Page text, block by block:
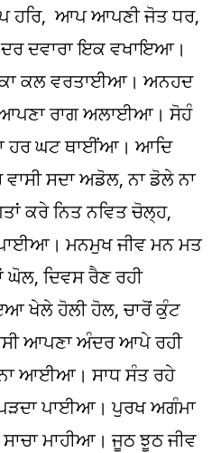
ਹਰਿ, ਆਪ ਆਪਣੀ ਜੋਤ ਧਰ,
ਦਵਾਰਾ ਇਕ ਵਖਾਇਆ।
ਕਲ ਵਰਤਾਈਆ। ਅਨਹਦ
ਰਾਗ ਅਲਾਈਆ। ਸੋਹੰ
ਹਰ ਘਟ ਥਾਈਂਆ। ਆਦਿ
ਸਦਾ ਅਡੋਲ, ਨਾ ਡੋਲੇ ਨਾ
ਕਰੇ ਨਿਤ ਨਵਿਤ ਚੋਲ੍ਹ,
ਮਨਮੁਖ ਜੀਵ ਮਨ ਮਤ
ਦਿਵਸ ਰੈਣ ਰਹੀ
ਖੇਲੇ ਹੋਲੀ ਹੋਲ, ਚਾਰੋਂ ਕੁੰਟ
ਆਪਣਾ ਅੰਦਰ ਆਪੇ ਰਹੀ
ਆਈਆ। ਸਾਧ ਸੰਤ ਰਹੇ
ਪਾਈਆ। ਪੁਰਖ ਅਗੰਮਾ
ਮਾਹੀਆ। ਜੂਠ ਝੂਠ ਜੀਵ